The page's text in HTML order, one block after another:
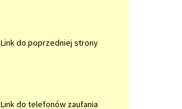
Link do poprzedniej strony
Link do telefonów zaufania